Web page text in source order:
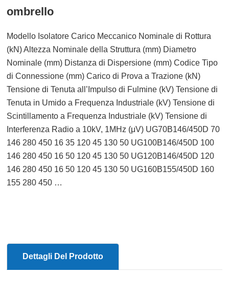
ombrello
Modello Isolatore Carico Meccanico Nominale di Rottura
(kN) Altezza Nominale della Struttura (mm) Diametro
Nominale (mm) Distanza di Dispersione (mm) Codice Tipo
di Connessione (mm) Carico di Prova a Trazione (kN)
Tensione di Tenuta all’Impulso di Fulmine (kV) Tensione di
Tenuta in Umido a Frequenza Industriale (kV) Tensione di
Scintillamento a Frequenza Industriale (kV) Tensione di
Interferenza Radio a 10kV, 1MHz (μV) UG70B146/450D 70
146 280 450 16 35 120 45 130 50 UG100B146/450D 100
146 280 450 16 50 120 45 130 50 UG120B146/450D 120
146 280 450 16 50 120 45 130 50 UG160B155/450D 160
155 280 450 …
Dettagli Del Prodotto